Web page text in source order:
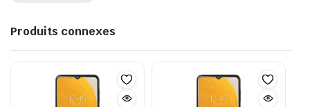
Produits connexes